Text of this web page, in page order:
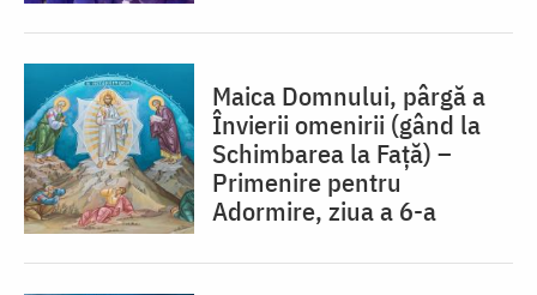
Maica Domnului, pârgă a
Învierii omenirii (gând la
Schimbarea la Față) –
Primenire pentru
Adormire, ziua a 6-a